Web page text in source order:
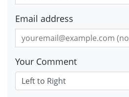
Email address
Your Comment